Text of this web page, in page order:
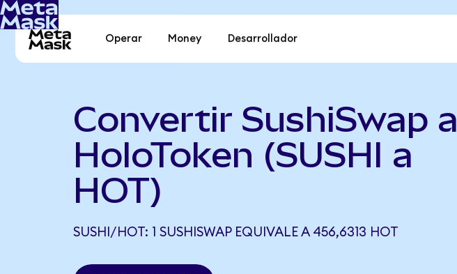
Operar Money Desarrollador
Convertir SushiSwap a
HoloToken (SUSHI a
HOT)
SUSHI/HOT: 1 SUSHISWAP EQUIVALE A 456,6313 HOT